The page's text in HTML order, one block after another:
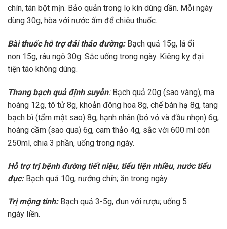
chín, tán bột mịn. Bảo quản trong lọ kín dùng dần. Mỗi ngày
dùng 30g, hòa với nước ấm đểchiêu thuốc.
Bài thuốchỗ trợ đái tháo đường: Bạch quả 15g, lá ổi
non 15g, râu ngô 30g. Sắc uống trong ngày. Kiêng kỵ đại
tiện táo không dùng.
Thang bạch quả định suyễn:Bạch quả 20g (sao vàng), ma
hoàng 12g, tô tử 8g, khoản đông hoa 8g, chế bán hạ 8g, tang
bạch bì (tẩm mật sao) 8g, hạnh nhân (bỏ vỏ và đầu nhọn) 6g,
hoàng cầm (sao qua) 6g, cam thảo 4g, sắc với 600 ml còn
250ml, chia 3 phần, uống trong ngày.
Hỗ trợ trịbệnh đường tiết niệu, tiểu tiện nhiều, nước tiểu
đục:Bạch quả 10g, nướng chín; ăn trong ngày.
Trị mộng tinh:Bạch quả 3-5g, đun với rượu; uống 5
ngày liền.